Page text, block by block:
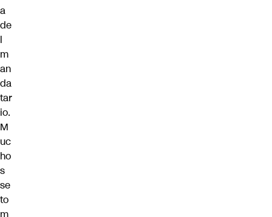
a
de
l
m
an
da
tar
io.
M
uc
ho
s
se
to
m